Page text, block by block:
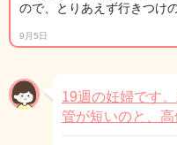
ので、とりあえず行きつけ
9月5日
19週の妊婦です
管が短いのと、